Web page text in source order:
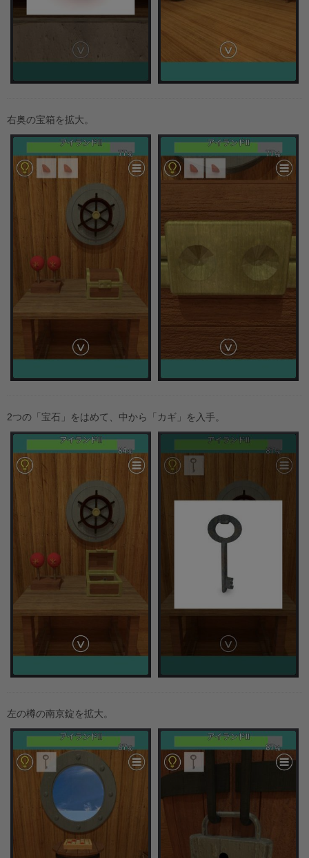
右奥の宝箱を拡大。
2つの「宝石」をはめて、中から「カギ」を入手。
左の樽の南京錠を拡大。